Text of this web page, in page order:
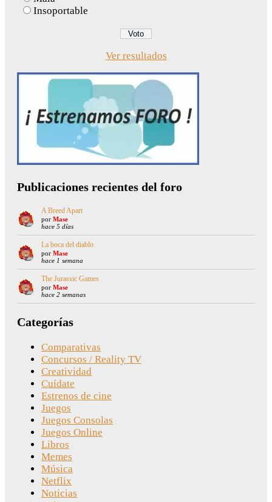
Insoportable
Ver resultados
Publicaciones recientes del foro
A Breed Apart
por Mase
hace 5 días
La boca del diablo
por Mase
hace 1 semana
The Jurassic Games
por Mase
hace 2 semanas
Categorías
Comparativas
Concursos / Reality TV
Creatividad
Cuídate
Estrenos de cine
Juegos
Juegos Consolas
Juegos Online
Libros
Memes
Música
Netflix
Noticias